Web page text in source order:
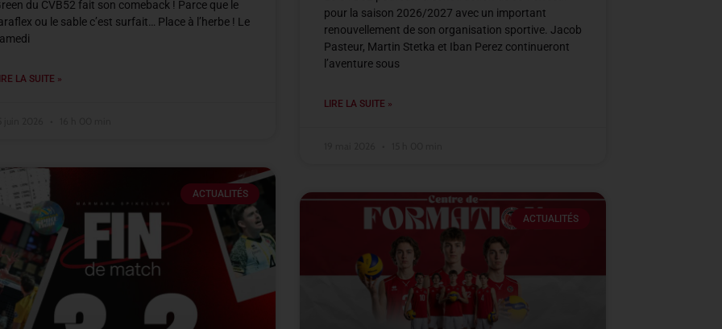
du CVB52 fait son comeback ! Parce que le
ou le sable c’est surfait… Place à l’herbe ! Le
LA SUITE »
pour la saison 2026/2027 avec un important
renouvellement de son organisation sportive. Jacob
Pasteur, Martin Stetka et Iban Perez continueront
l’aventure sous
LIRE LA SUITE »
ACTUALITÉS
ACTUALITÉS